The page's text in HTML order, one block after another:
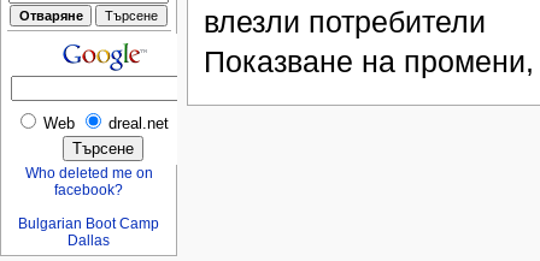
влезли потребители
Показване на
Web dreal.net
Who deleted me on
facebook?
Bulgarian Boot Camp
Dallas